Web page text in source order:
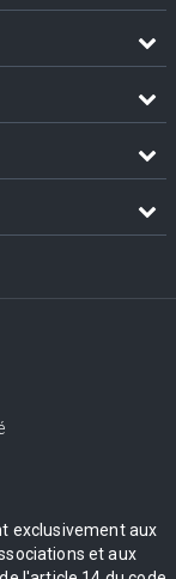
exclusivement aux
et aux